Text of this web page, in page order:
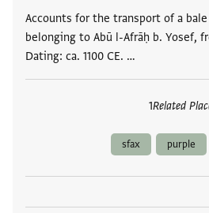
Accounts for the transport of a
belonging to Abū l-Afrāḥ b. Yosef,
Dating: ca. 1100 CE. …
Related
1
purple
sfax